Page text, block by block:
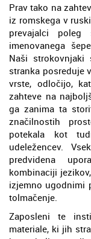
Prav tako na
iz romskega v
prevajalci poleg
imenovanega
Naši
stranka posreduje
vrste, odločijo,
zahteve na
ga zanima ta
značilnostih
potekala kot
udeležencev.
predvidena
kombinaciji
izjemno ugodnimi
tolmačenje.
Zaposleni te
materiale, ki jih